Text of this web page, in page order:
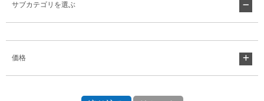
サブカテゴリを選ぶ
価格